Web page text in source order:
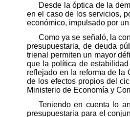
Desde la óptica de la
en el caso de los servicios,
económico, impulsado por
Como ya se señaló, la
presupuestaria, de deuda
trienal permiten un mayor
que la política de
reflejado en la reforma de la
de los efectos propios del
Ministerio de Economía y
Teniendo en cuenta lo
presupuestaria para el